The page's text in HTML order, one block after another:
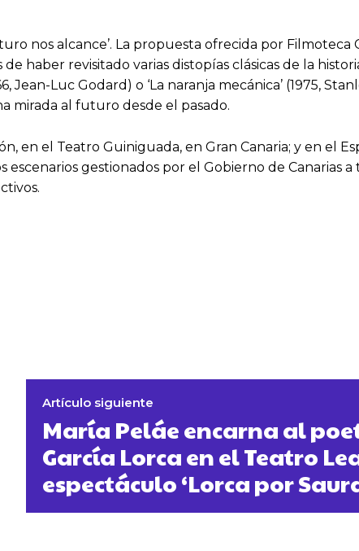
nos alcance’. La propuesta ofrecida por Filmoteca
haber revisitado varias distopías clásicas de la
Jean-Luc Godard) o ‘La naranja mecánica’ (1975,
mirada al futuro desde el pasado.
en el Teatro Guiniguada, en Gran Canaria; y en el
gestionados por el Gobierno de Canarias
Artículo siguiente
María Peláe encarna al
García Lorca en el Teatro
espectáculo ‘Lorca por